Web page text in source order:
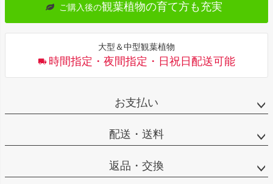
ご購入後の観葉植物の育て方も充実
大型＆中型観葉植物
時間指定・夜間指定・日祝日配送可能
お支払い
配送・送料
返品・交換